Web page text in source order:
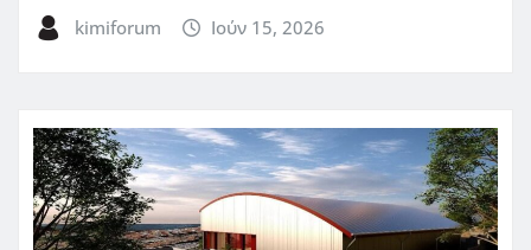
kimiforum Ιούν 15, 2026